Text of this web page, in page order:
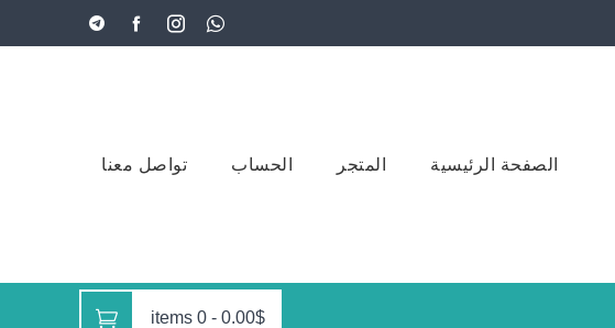
الصفحة الرئيسية المتجر الحساب تواصل معنا
0.00$
-
0 items